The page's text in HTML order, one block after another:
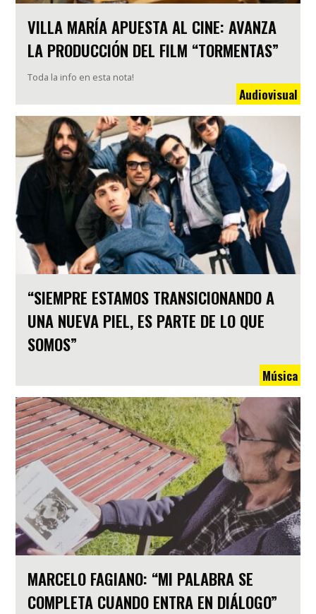
VILLA MARÍA APUESTA AL CINE: AVANZA
LA PRODUCCIÓN DEL FILM “TORMENTAS”
Toda la info en esta nota!
Audiovisual
“SIEMPRE ESTAMOS TRANSICIONANDO A
UNA NUEVA PIEL, ES PARTE DE LO QUE
SOMOS”
Música
MARCELO FAGIANO: “MI PALABRA SE
COMPLETA CUANDO ENTRA EN DIÁLOGO”